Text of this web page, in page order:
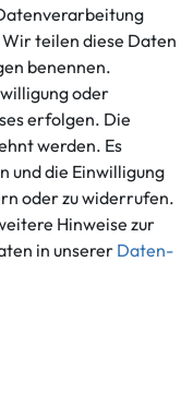
widerrufen
teilen diese Daten
benennen.
oder
erfolgen. Die
werden. Es
und die Einwilligung
oder zu widerrufen.
Hinweise zur
in unserer Daten­